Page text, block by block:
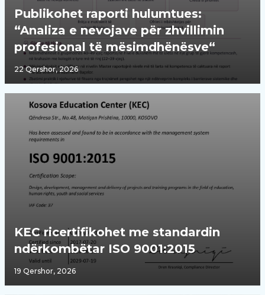
Publikohet raporti hulumtues:
“Analiza e nevojave për zhvillimin
profesional të mësimdhënësve“
22 Qershor, 2026
KEC ricertifikohet me standardin
ndërkombëtar ISO 9001:2015
19 Qershor, 2026